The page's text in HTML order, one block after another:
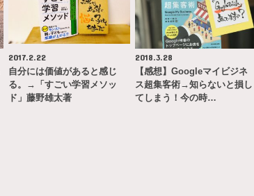
2017.2.22
自分には価値があると感じ
る。→「すごい学習メソッ
ド」藤野雄太著
2018.3.28
【感想】Googleマイビジネ
ス超集客術→知らないと損し
てしまう！今の時…